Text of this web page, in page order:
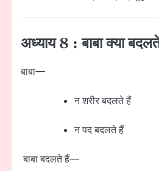
अध्याय 8 : बाबा क्या
बाबा—
न शरीर बदलते हैं
न पद बदलते हैं
बाबा बदलते हैं—